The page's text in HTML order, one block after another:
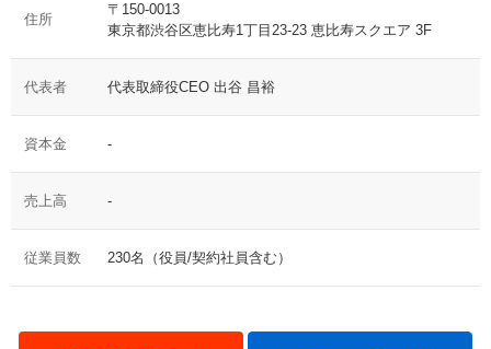
住所
〒150-0013
東京都渋谷区恵比寿1丁目23-23 恵比寿スクエア 3F
代表者 代表取締役CEO 出谷 昌裕
資本金 -
売上高 -
従業員数 230名（役員/契約社員含む）